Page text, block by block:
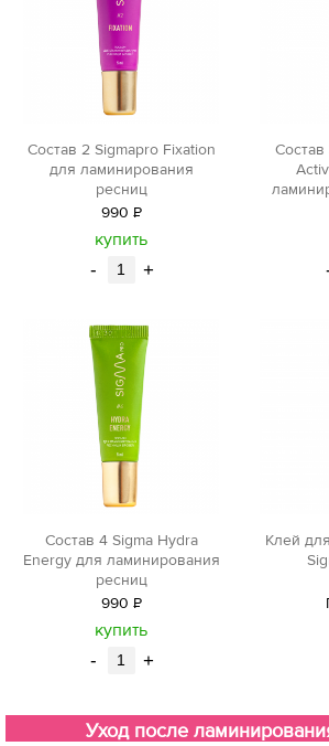
Состав 2 Sigmapro Fixation
для ламинирования
ресниц
990 Р
уб.
купить
- +
Состав 4 Sigma Hydra
Energy для ламинирования
ресниц
990 Р
уб.
купить
- +
Клей
Уход после